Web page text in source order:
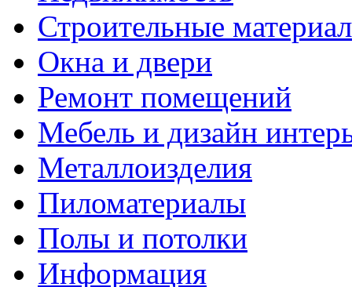
Строительные
Окна и двери
Ремонт помещений
Мебель и дизайн
Металлоизделия
Пиломатериалы
Полы и потолки
Информация